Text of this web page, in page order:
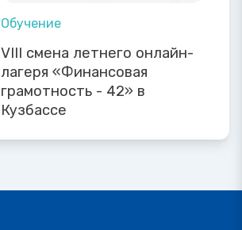
Обучение
VIII смена летнего онлайн-
лагеря «Финансовая
грамотность - 42» в
Кузбассе